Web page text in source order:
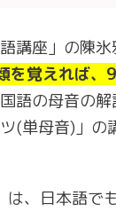
講座」の陳
を覚えれば、
語の母音の
(単母音)」の
、日本語で